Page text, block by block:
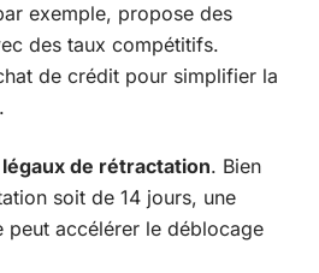
exemple, propose des
des taux compétitifs.
de crédit pour simplifier la
de rétractation. Bien
soit de 14 jours, une
peut accélérer le déblocage